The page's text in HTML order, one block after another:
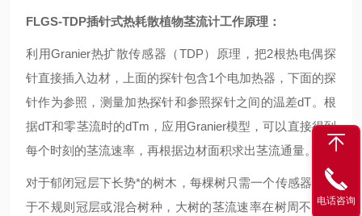
FLGS-TDP插针式热耗散植物茎流计工作原理 ：
利用Granier热扩散传感器（TDP）原理，把2根热电偶探
针直接插入边材，上面的探针包含1个电加热器，下面的探
针作为参照，测量加热探针和参照探针之间的温差dT。根
据dT和零茎流时的dTm，应用Granier模型，可以直接得到
每个时刻的茎流速率，再根据边材面积求出茎流通量。
对于郁闭冠层下长势*的树木，每棵树只需一个传感器。对
于不规则冠层或混合树种，大树的茎流速率在树周不同方电话咨询